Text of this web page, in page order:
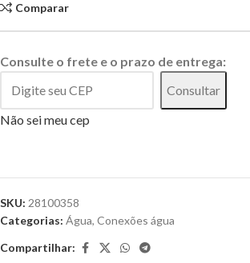
Comparar
Consulte o frete e o prazo de entrega:
Consultar
Não sei meu cep
SKU: 28100358
Categorias: Água, Conexões água
Compartilhar: